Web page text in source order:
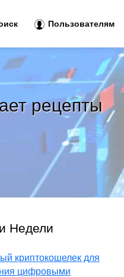
рецепты
Недели
криптокошелек для
цифровыми
Пользователям